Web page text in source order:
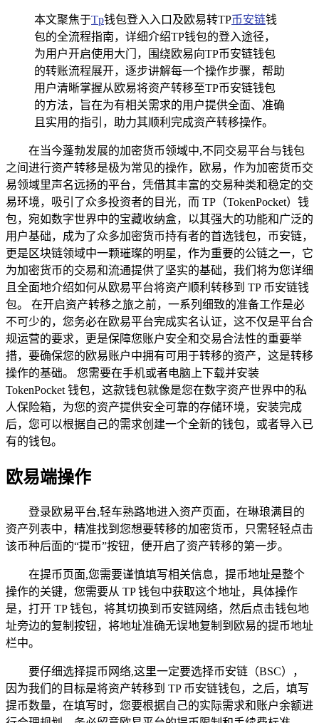
本文聚焦于Tp钱包登入入口及欧易转TP币安链钱
包的全流程指南，详细介绍TP钱包的登入途径，
为用户开启使用大门，围绕欧易向TP币安链钱包
的转账流程展开，逐步讲解每一个操作步骤，帮助
用户清晰掌握从欧易将资产转移至TP币安链钱包
的方法，旨在为有相关需求的用户提供全面、准确
且实用的指引，助力其顺利完成资产转移操作。
在当今蓬勃发展的加密货币领域中,不同交易平台与钱包
之间进行资产转移是极为常见的操作，欧易，作为加密货币交
易领域里声名远扬的平台，凭借其丰富的交易种类和稳定的交
易环境，吸引了众多投资者的目光，而 TP（TokenPocket）钱
包，宛如数字世界中的宝藏收纳盒，以其强大的功能和广泛的
用户基础，成为了众多加密货币持有者的首选钱包，币安链，
更是区块链领域中一颗璀璨的明星，作为重要的公链之一，它
为加密货币的交易和流通提供了坚实的基础，我们将为您详细
且全面地介绍如何从欧易平台将资产顺利转移到 TP 币安链钱
包。 在开启资产转移之旅之前，一系列细致的准备工作是必
不可少的，您务必在欧易平台完成实名认证，这不仅是平台合
规运营的要求，更是保障您账户安全和交易合法性的重要举
措，要确保您的欧易账户中拥有可用于转移的资产，这是转移
操作的基础。 您需要在手机或者电脑上下载并安装
TokenPocket 钱包，这款钱包就像是您在数字资产世界中的私
人保险箱，为您的资产提供安全可靠的存储环境，安装完成
后，您可以根据自己的需求创建一个全新的钱包，或者导入已
有的钱包。
欧易端操作
登录欧易平台,轻车熟路地进入资产页面，在琳琅满目的
资产列表中，精准找到您想要转移的加密货币，只需轻轻点击
该币种后面的“提币”按钮，便开启了资产转移的第一步。
在提币页面,您需要谨慎填写相关信息，提币地址是整个
操作的关键，您需要从 TP 钱包中获取这个地址，具体操作
是，打开 TP 钱包，将其切换到币安链网络，然后点击钱包地
址旁边的复制按钮，将地址准确无误地复制到欧易的提币地址
栏中。
要仔细选择提币网络,这里一定要选择币安链（BSC），
因为我们的目标是将资产转移到 TP 币安链钱包，之后，填写
提币数量，在填写时，您要根据自己的实际需求和账户余额进